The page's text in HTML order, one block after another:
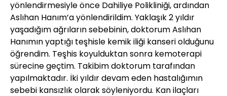
yönlendirmesiyle önce Dahiliye Polikliniği, ardından
Aslıhan Hanım’a yönlendirildim. Yaklaşık 2 yıldır
yaşadığım ağrıların sebebinin, doktorum Aslıhan
Hanımın yaptığı teşhisle kemik iliği kanseri olduğunu
öğrendim. Teşhis koyulduktan sonra kemoterapi
sürecine geçtim. Takibim doktorum tarafından
yapılmaktadır. İki yıldır devam eden hastalığımın
sebebi kansızlık olarak söyleniyordu. Kan ilaçları